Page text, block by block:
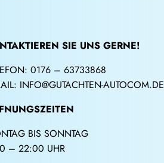
SIE UNS GERNE!
0176 – 63733868
INFO@GUTACHTEN-AUTOCOM.DE
BIS SONNTAG
– 22:00 UHR